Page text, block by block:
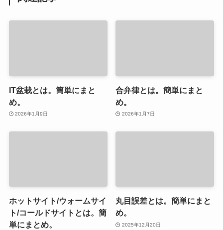
IT盆栽とは。簡単にまと
め。
2026年1月9日
合弁律とは。簡単にまと
め。
2026年1月7日
ホットサイト/ウォームサイ
ト/コールドサイトとは。簡
単にまとめ。
丸目誤差とは。簡単にまと
め。
2025年12月20日